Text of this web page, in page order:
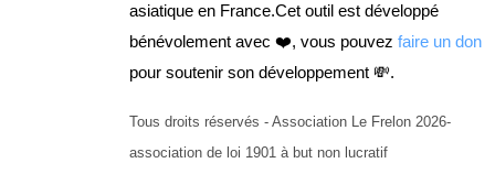
asiatique en France.Cet outil est développé
bénévolement avec ❤️, vous pouvez faire un don
pour soutenir son développement 💸.
Tous droits réservés - Association Le Frelon 2026-
association de loi 1901 à but non lucratif